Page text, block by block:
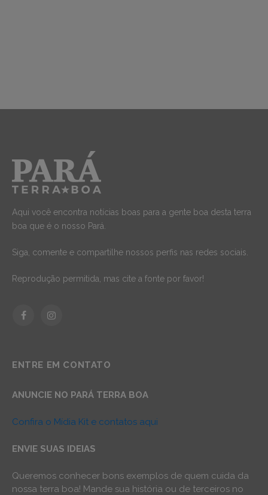
Aqui você encontra notícias boas para a gente boa desta terra
boa que é o nosso Pará.
Siga, comente e compartilhe nossos perfis nas redes sociais.
Reprodução permitida, mas cite a fonte por favor!
FacebookInstagram
ENTRE EM CONTATO
ANUNCIE NO PARÁ TERRA BOA
Confira o Mídia Kit e contatos aqui
ENVIE SUAS IDEIAS
Queremos conhecer bons exemplos de quem cuida da
nossa terra boa! Mande sua história ou de terceiros no